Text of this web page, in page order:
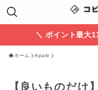
＼ ポイント最大
ホーム Apple
【良いものだけ